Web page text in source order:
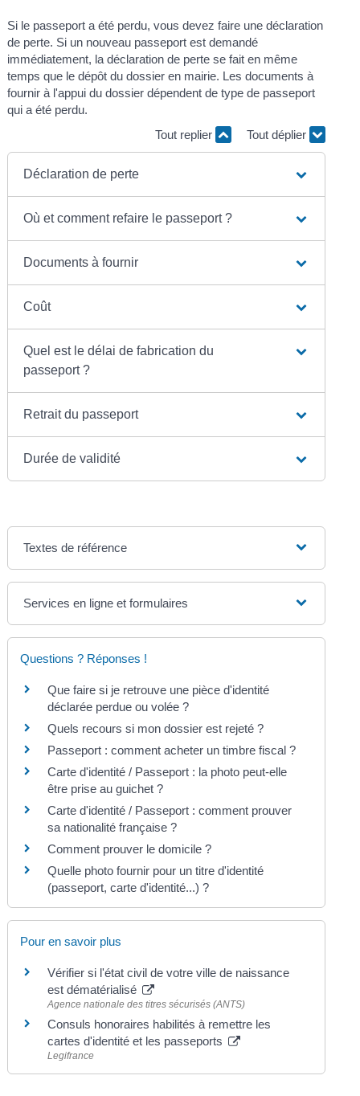
Si le passeport a été perdu, vous devez faire une déclaration
de perte. Si un nouveau passeport est demandé
immédiatement, la déclaration de perte se fait en même
temps que le dépôt du dossier en mairie. Les documents à
fournir à l'appui du dossier dépendent de type de passeport
qui a été perdu.
Tout replier
Tout déplier
Déclaration de perte
Où et comment refaire le passeport ?
Documents à fournir
Coût
Quel est le délai de fabrication du
passeport ?
Retrait du passeport
Durée de validité
Textes de référence
Services en ligne et formulaires
Questions ? Réponses !
Que faire si je retrouve une pièce d'identité
déclarée perdue ou volée ?
Quels recours si mon dossier est rejeté ?
Passeport : comment acheter un timbre fiscal ?
Carte d'identité / Passeport : la photo peut-elle
être prise au guichet ?
Carte d'identité / Passeport : comment prouver
sa nationalité française ?
Comment prouver le domicile ?
Quelle photo fournir pour un titre d'identité
(passeport, carte d'identité...) ?
Pour en savoir plus
Vérifier si l'état civil de votre ville de naissance
est dématérialisé
Agence nationale des titres sécurisés (ANTS)
Consuls honoraires habilités à remettre les
cartes d'identité et les passeports
Legifrance